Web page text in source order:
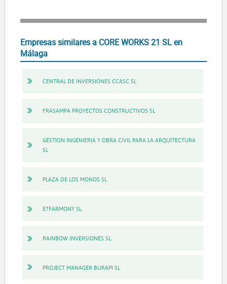
Empresas similares a CORE WORKS 21 SL en
Málaga
CENTRAL DE INVERSIONES CCASC SL
FRASAMPA PROYECTOS CONSTRUCTIVOS SL
GESTION INGENIERIA Y OBRA CIVIL PARA LA ARQUITECTURA
SL
PLAZA DE LOS MONOS SL
ETFARMONY SL
RAINBOW INVERSIONES SL
PROJECT MANAGER BURAPI SL